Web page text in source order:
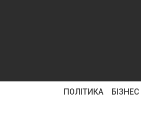
ПОЛІТИКА БІЗНЕС